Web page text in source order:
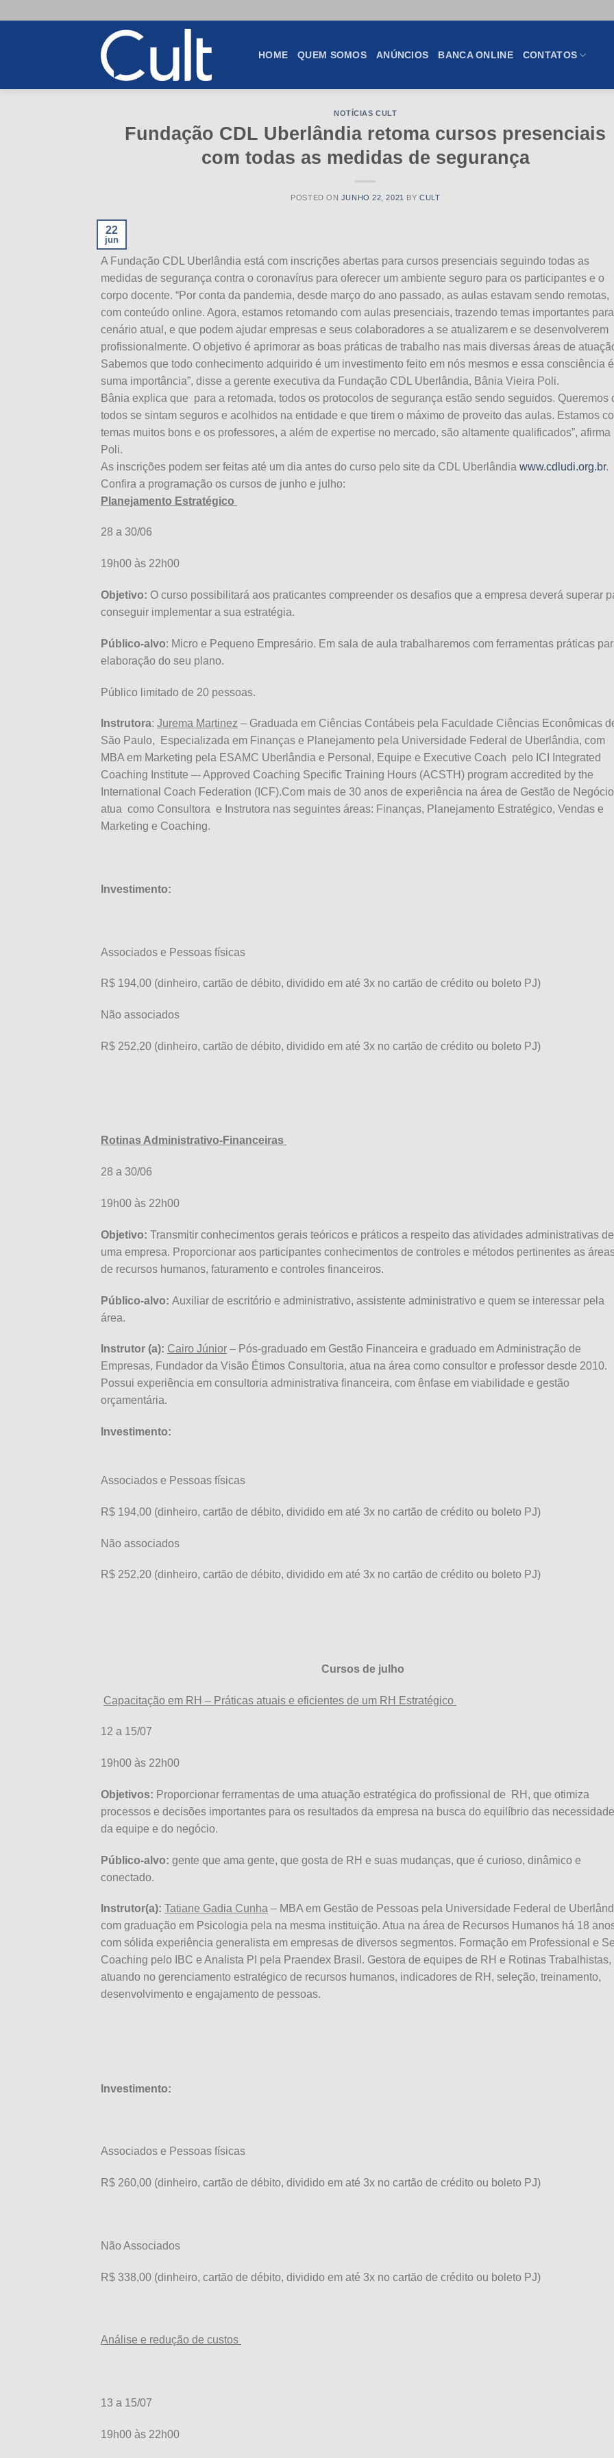
HOME QUEM SOMOS ANÚNCIOS BANCA ONLINE CONTATOS
NOTÍCIAS CULT
Fundação CDL Uberlândia retoma cursos presenciais
com todas as medidas de segurança
POSTED ON JUNHO 22, 2021 BY CULT
22
jun
A Fundação CDL Uberlândia está com inscrições abertas para cursos presenciais seguindo todas as
medidas de segurança contra o coronavírus para oferecer um ambiente seguro para os participantes e o
corpo docente. “Por conta da pandemia, desde março do ano passado, as aulas estavam sendo remotas,
com conteúdo online. Agora, estamos retomando com aulas presenciais, trazendo temas importantes
cenário atual, e que podem ajudar empresas e seus colaboradores a se atualizarem e se desenvolverem
profissionalmente. O objetivo é aprimorar as boas práticas de trabalho nas mais diversas áreas de
Sabemos que todo conhecimento adquirido é um investimento feito em nós mesmos e essa consciência
suma importância”, disse a gerente executiva da Fundação CDL Uberlândia, Bânia Vieira Poli.
Bânia explica que para a retomada, todos os protocolos de segurança estão sendo seguidos. Queremos
todos se sintam seguros e acolhidos na entidade e que tirem o máximo de proveito das aulas. Estamos
temas muitos bons e os professores, a além de expertise no mercado, são altamente qualificados”, afirma
Poli.
As inscrições podem ser feitas até um dia antes do curso pelo site da CDL Uberlândia www.cdludi.org.br.
Confira a programação os cursos de junho e julho:
Planejamento Estratégico
28 a 30/06
19h00 às 22h00
Objetivo: O curso possibilitará aos praticantes compreender os desafios que a empresa deverá superar
conseguir implementar a sua estratégia.
Público-alvo: Micro e Pequeno Empresário. Em sala de aula trabalharemos com ferramentas práticas
elaboração do seu plano.
Público limitado de 20 pessoas.
Instrutora: Jurema Martinez – Graduada em Ciências Contábeis pela Faculdade Ciências Econômicas
São Paulo, Especializada em Finanças e Planejamento pela Universidade Federal de Uberlândia, com
MBA em Marketing pela ESAMC Uberlândia e Personal, Equipe e Executive Coach pelo ICI Integrated
Coaching Institute –- Approved Coaching Specific Training Hours (ACSTH) program accredited by the
International Coach Federation (ICF).Com mais de 30 anos de experiência na área de Gestão de
atua como Consultora e Instrutora nas seguintes áreas: Finanças, Planejamento Estratégico, Vendas e
Marketing e Coaching.
Investimento:
Associados e Pessoas físicas
R$ 194,00 (dinheiro, cartão de débito, dividido em até 3x no cartão de crédito ou boleto PJ)
Não associados
R$ 252,20 (dinheiro, cartão de débito, dividido em até 3x no cartão de crédito ou boleto PJ)
Rotinas Administrativo-Financeiras
28 a 30/06
19h00 às 22h00
Objetivo: Transmitir conhecimentos gerais teóricos e práticos a respeito das atividades administrativas de
uma empresa. Proporcionar aos participantes conhecimentos de controles e métodos pertinentes as
de recursos humanos, faturamento e controles financeiros.
Público-alvo: Auxiliar de escritório e administrativo, assistente administrativo e quem se interessar pela
área.
Instrutor (a): Cairo Júnior – Pós-graduado em Gestão Financeira e graduado em Administração de
Empresas, Fundador da Visão Étimos Consultoria, atua na área como consultor e professor desde 2010.
Possui experiência em consultoria administrativa financeira, com ênfase em viabilidade e gestão
orçamentária.
Investimento:
Associados e Pessoas físicas
R$ 194,00 (dinheiro, cartão de débito, dividido em até 3x no cartão de crédito ou boleto PJ)
Não associados
R$ 252,20 (dinheiro, cartão de débito, dividido em até 3x no cartão de crédito ou boleto PJ)
Cursos de julho
Capacitação em RH – Práticas atuais e eficientes de um RH Estratégico
12 a 15/07
19h00 às 22h00
Objetivos: Proporcionar ferramentas de uma atuação estratégica do profissional de RH, que otimiza
processos e decisões importantes para os resultados da empresa na busca do equilíbrio das
da equipe e do negócio.
Público-alvo: gente que ama gente, que gosta de RH e suas mudanças, que é curioso, dinâmico e
conectado.
Instrutor(a): Tatiane Gadia Cunha – MBA em Gestão de Pessoas pela Universidade Federal de
com graduação em Psicologia pela na mesma instituição. Atua na área de Recursos Humanos há 18
com sólida experiência generalista em empresas de diversos segmentos. Formação em Professional e
Coaching pelo IBC e Analista PI pela Praendex Brasil. Gestora de equipes de RH e Rotinas Trabalhistas,
atuando no gerenciamento estratégico de recursos humanos, indicadores de RH, seleção, treinamento,
desenvolvimento e engajamento de pessoas.
Investimento:
Associados e Pessoas físicas
R$ 260,00 (dinheiro, cartão de débito, dividido em até 3x no cartão de crédito ou boleto PJ)
Não Associados
R$ 338,00 (dinheiro, cartão de débito, dividido em até 3x no cartão de crédito ou boleto PJ)
Análise e redução de custos
13 a 15/07
19h00 às 22h00